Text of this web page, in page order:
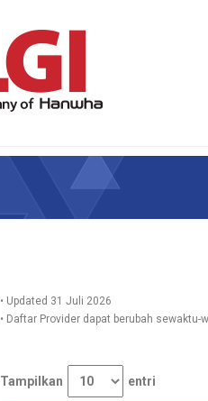
• Updated 31 Juli 2026
• Daftar Provider dapat berubah sewaktu-
Tampilkan entri